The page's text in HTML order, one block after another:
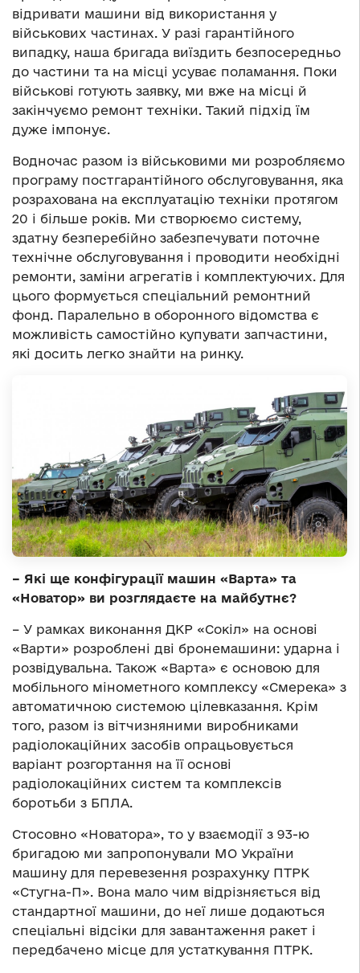
відривати машини від використання у
військових частинах. У разі гарантійного
випадку, наша бригада виїздить безпосередньо
до частини та на місці усуває поламання. Поки
військові готують заявку, ми вже на місці й
закінчуємо ремонт техніки. Такий підхід їм
дуже імпонує.
Водночас разом із військовими ми розробляємо
програму постгарантійного обслуговування, яка
розрахована на експлуатацію техніки протягом
20 і більше років. Ми створюємо систему,
здатну безперебійно забезпечувати поточне
технічне обслуговування і проводити необхідні
ремонти, заміни агрегатів і комплектуючих. Для
цього формується спеціальний ремонтний
фонд. Паралельно в оборонного відомства є
можливість самостійно купувати запчастини,
які досить легко знайти на ринку.
– Які ще конфігурації машин «Варта» та
«Новатор» ви розглядаєте на майбутнє?
– У рамках виконання ДКР «Сокіл» на основі
«Варти» розроблені дві бронемашини: ударна і
розвідувальна. Також «Варта» є основою для
мобільного мінометного комплексу «Смерека» з
автоматичною системою цілевказання. Крім
того, разом із вітчизняними виробниками
радіолокаційних засобів опрацьовується
варіант розгортання на її основі
радіолокаційних систем та комплексів
боротьби з БПЛА.
Стосовно «Новатора», то у взаємодії з 93-ю
бригадою ми запропонували МО України
машину для перевезення розрахунку ПТРК
«Стугна-П». Вона мало чим відрізняється від
стандартної машини, до неї лише додаються
спеціальні відсіки для завантаження ракет і
передбачено місце для устаткування ПТРК.